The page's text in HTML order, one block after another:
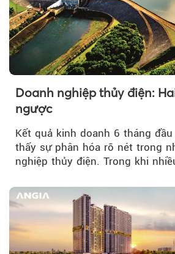
Doanh nghiệp thủy điện:
ngược
Kết quả kinh doanh 6 tháng
thấy sự phân hóa rõ nét trong
nghiệp thủy điện. Trong khi